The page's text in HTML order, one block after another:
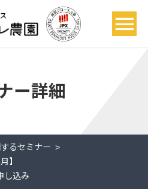
ー詳細
るセミナー
】
し込み